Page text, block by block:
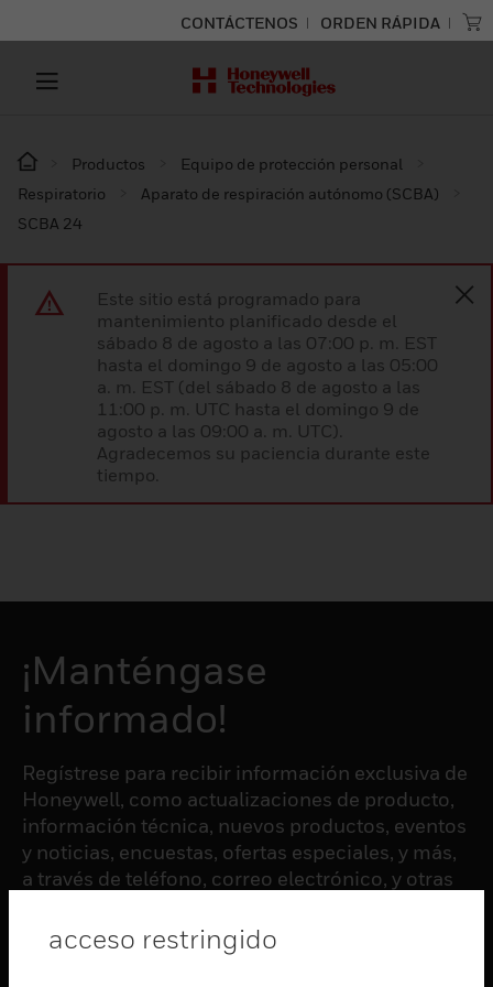
CONTÁCTENOS ORDEN RÁPIDA
Productos
Equipo de protección personal
Respiratorio
Aparato de respiración autónomo (SCBA)
SCBA 24
Este sitio está programado para
mantenimiento planificado desde el
sábado 8 de agosto a las 07:00 p. m. EST
hasta el domingo 9 de agosto a las 05:00
a. m. EST (del sábado 8 de agosto a las
11:00 p. m. UTC hasta el domingo 9 de
agosto a las 09:00 a. m. UTC).
Agradecemos su paciencia durante este
tiempo.
¡Manténgase
informado!
Regístrese para recibir información exclusiva de
Honeywell, como actualizaciones de producto,
información técnica, nuevos productos, eventos
y noticias, encuestas, ofertas especiales, y más,
a través de teléfono, correo electrónico, y otras
acceso restringido